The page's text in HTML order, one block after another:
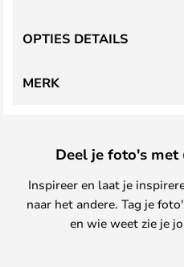
OPTIES DETAILS
MERK
Deel je foto's met
Inspireer en laat je
naar het andere. Tag je
en wie weet zie je